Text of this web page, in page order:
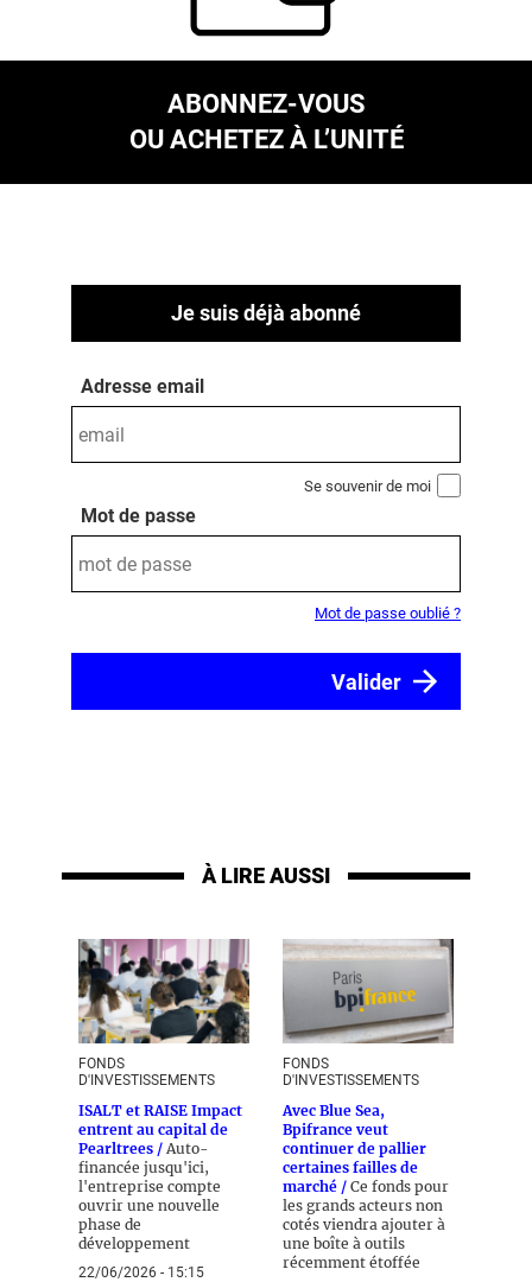
ABONNEZ-VOUS
OU ACHETEZ À L’UNITÉ
Je suis déjà abonné
Adresse email
Se souvenir de moi
Mot de passe
Mot de passe oublié ?
À LIRE AUSSI
FONDS
D'INVESTISSEMENTS
ISALT et RAISE Impact
entrent au capital de
Pearltrees / Auto-
financée jusqu'ici,
l'entreprise compte
ouvrir une nouvelle
phase de
développement
22/06/2026 - 15:15
FONDS
D'INVESTISSEMENTS
Avec Blue Sea,
Bpifrance veut
continuer de pallier
certaines failles de
marché / Ce fonds pour
les grands acteurs non
cotés viendra ajouter à
une boîte à outils
récemment étoffée